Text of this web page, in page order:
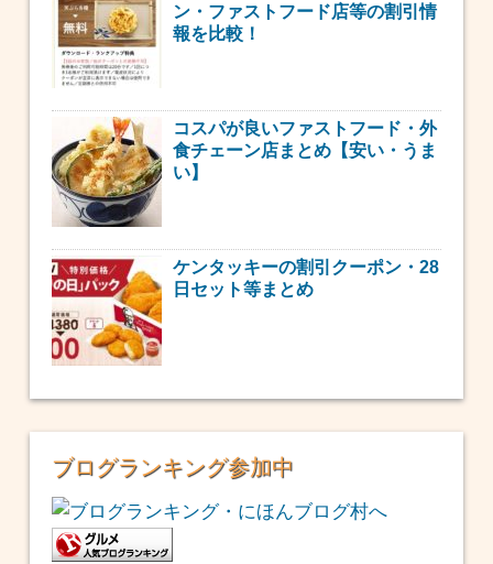
ン・ファストフード店等の割引情
報を比較！
コスパが良いファストフード・外
食チェーン店まとめ【安い・うま
い】
ケンタッキーの割引クーポン・28
日セット等まとめ
ブログランキング参加中